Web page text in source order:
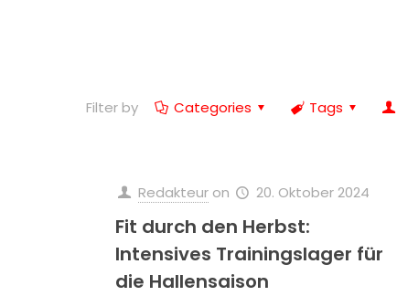
Filter by Categories Tags
Redakteur on 20. Oktober 2024
Fit durch den Herbst:
Intensives Trainingslager für
die Hallensaison